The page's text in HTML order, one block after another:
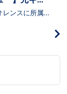
接客にこだ
ンスに所属し
キャストとし
ら、安定を求
たスタッフの
、この業界で
安心できる環
ってくれまし
は、裏方のお仕